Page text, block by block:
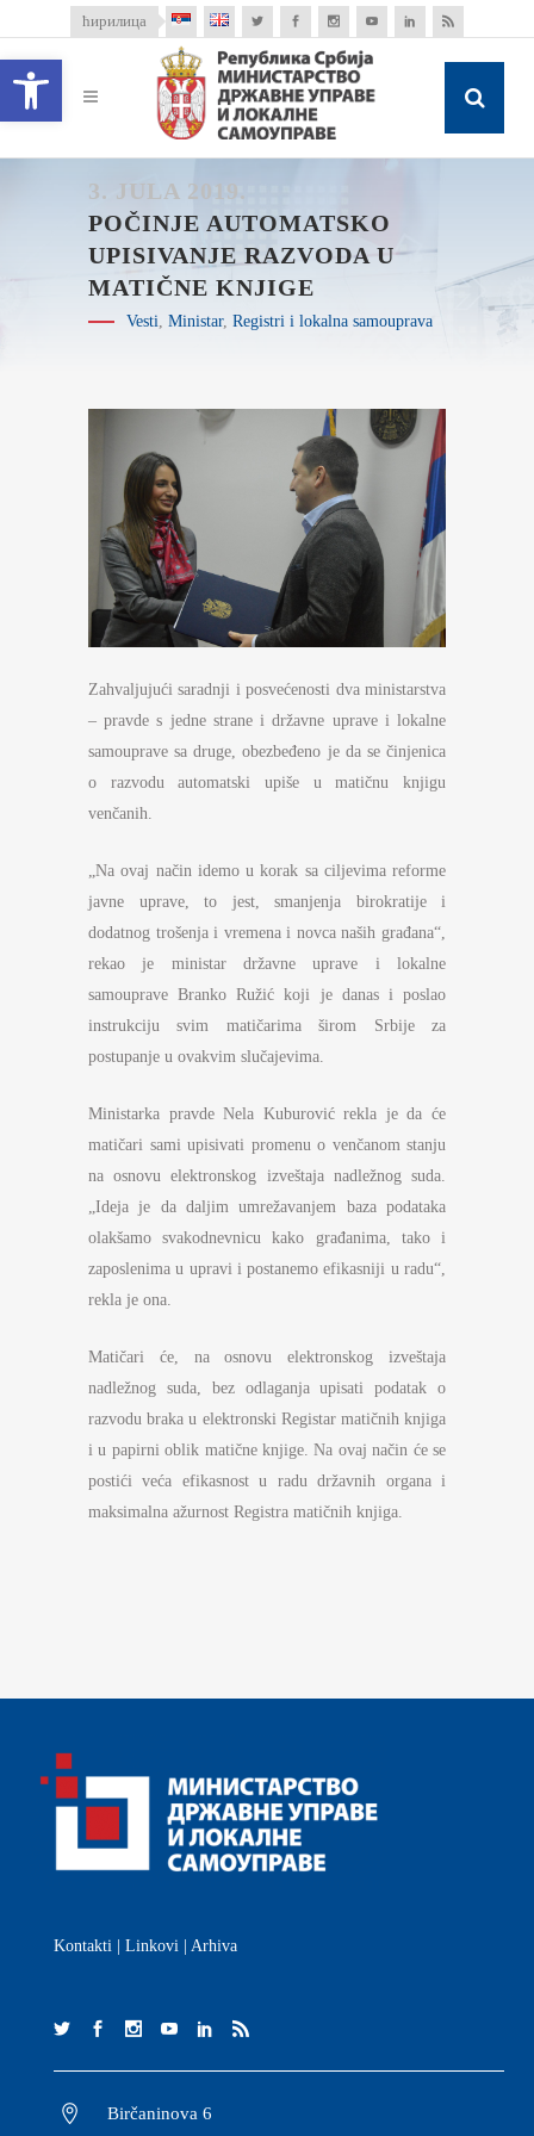
Open toolbar
ћирилица
3. JULA 2019.
POČINJE AUTOMATSKO
UPISIVANJE RAZVODA U
MATIČNE KNJIGE
Vesti, Ministar, Registri i lokalna samouprava
Zahvaljujući saradnji i posvećenosti dva ministarstva
– pravde s jedne strane i državne uprave i lokalne
samouprave sa druge, obezbeđeno je da se činjenica
o razvodu automatski upiše u matičnu knjigu
venčanih.
„Na ovaj način idemo u korak sa ciljevima reforme
javne uprave, to jest, smanjenja birokratije i
dodatnog trošenja i vremena i novca naših građana“,
rekao je ministar državne uprave i lokalne
samouprave Branko Ružić koji je danas i poslao
instrukciju svim matičarima širom Srbije za
postupanje u ovakvim slučajevima.
Ministarka pravde Nela Kuburović rekla je da će
matičari sami upisivati promenu o venčanom stanju
na osnovu elektronskog izveštaja nadležnog suda.
„Ideja je da daljim umrežavanjem baza podataka
olakšamo svakodnevnicu kako građanima, tako i
zaposlenima u upravi i postanemo efikasniji u radu“,
rekla je ona.
Matičari će, na osnovu elektronskog izveštaja
nadležnog suda, bez odlaganja upisati podatak o
razvodu braka u elektronski Registar matičnih knjiga
i u papirni oblik matične knjige. Na ovaj način će se
postići veća efikasnost u radu državnih organa i
maksimalna ažurnost Registra matičnih knjiga.
Kontakti Linkovi Arhiva
Birčaninova 6